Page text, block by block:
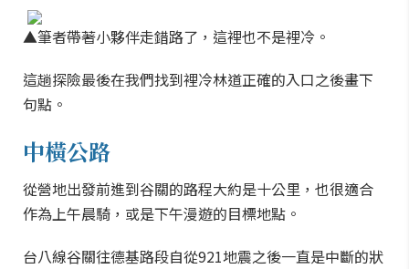
▲筆者帶著小夥伴走錯路了，這裡也不是裡冷。
這趟探險最後在我們找到裡冷林道正確的入口之後畫下
句點。
中橫公路
從營地出發前進到谷關的路程大約是十公里，也很適合
作為上午晨騎，或是下午漫遊的目標地點。
台八線谷關往德基路段自從921地震之後一直是中斷的狀